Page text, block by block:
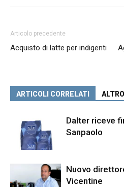
Articolo precedente
Acquisto di latte per indigenti
ARTICOLI CORRELATI
Dalter riceve
Sanpaolo
Nuovo
Vicentine